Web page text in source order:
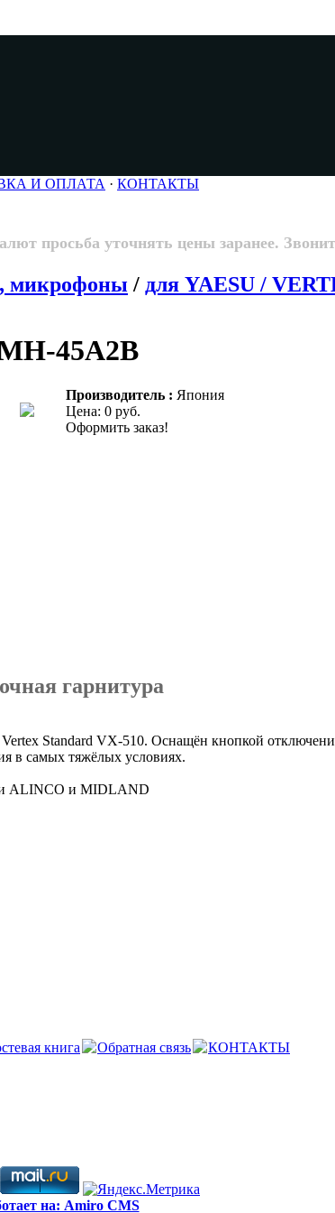
И ОПЛАТА · КОНТАКТЫ
просьба уточнять цены заранее.
микрофоны / для YAESU /
45A2B
Производитель : Япония
Цена: 0 руб.
Оформить заказ!
гарнитура
Standard VX-510. Оснащён кнопкой
в самых тяжёлых условиях.
ALINCO и MIDLAND
книга Обратная связь КОНТАКТЫ
на: Amiro CMS